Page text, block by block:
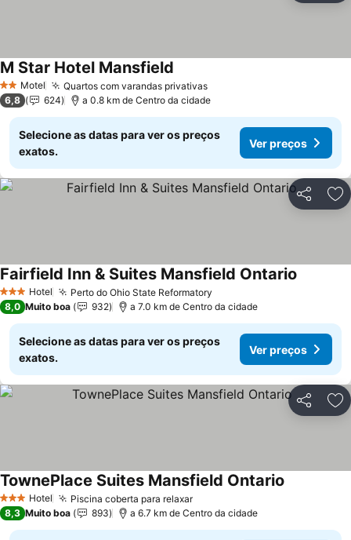
2 Estrelas
Motel Quartos com varandas privativasVer preços
M Star Hotel Mansfield
6,8 624 a 0.8 km de Centro da cidade
Selecione as datas para ver os preços
exatos.
Ver preços
Partilhar
3 EstrelasHotel Perto do Ohio State Reformatory
Fairfield Inn & Suites Mansfield Ontario
8,0 Muito boa 932 a 7.0 km de Centro da cidade
Selecione as datas para ver os preços
exatos.
Ver preços
Partilhar
3 EstrelasHotel Piscina coberta para relaxarVer preços
TownePlace Suites Mansfield Ontario
8,3 Muito boa 893 a 6.7 km de Centro da cidade